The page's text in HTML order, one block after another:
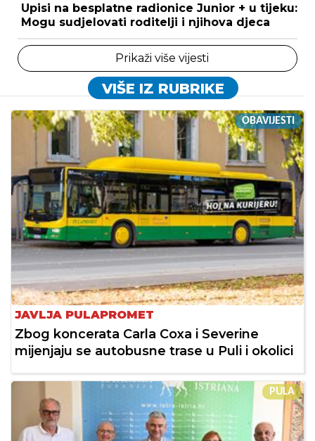
Upisi na besplatne radionice Junior + u tijeku:
Mogu sudjelovati roditelji i njihova djeca
Prikaži više vijesti
VIŠE IZ RUBRIKE
OBAVIJESTI
JAVLJA PULAPROMET
Zbog koncerata Carla Coxa i Severine
mijenjaju se autobusne trase u Puli i okolici
PULA